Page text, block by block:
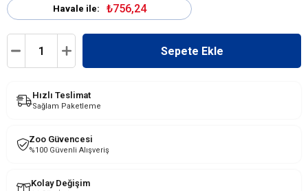
Havale ile: ₺756,24
Hızlı Teslimat
Sağlam Paketleme
Zoo Güvencesi
%100 Güvenli Alışveriş
Kolay Değişim